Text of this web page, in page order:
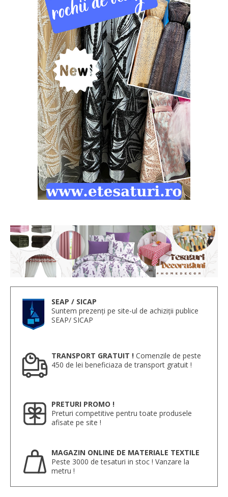
SEAP / SICAP
Suntem prezenți pe site-ul de achiziții publice
SEAP/ SICAP
TRANSPORT GRATUIT ! Comenzile de peste
450 de lei beneficiaza de transport gratuit !
PRETURI PROMO !
Preturi competitive pentru toate produsele
afisate pe site !
MAGAZIN ONLINE DE MATERIALE TEXTILE
Peste 3000 de tesaturi in stoc ! Vanzare la
metru !